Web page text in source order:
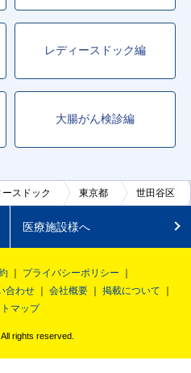
レディースドック編
大腸がん検診編
ースドック 東京都 世田谷区
医療施設様へ
プライバシーポリシー
合わせ 会社概要
掲載について
マップ
rights reserved.